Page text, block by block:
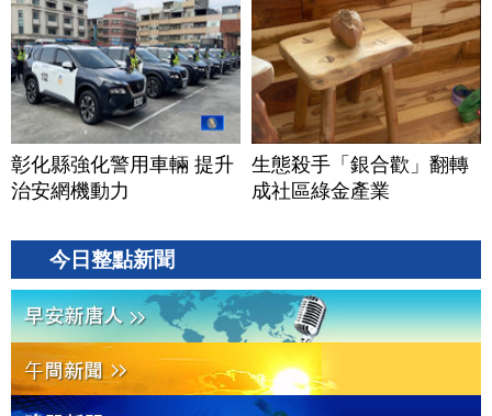
彰化縣強化警用車輛 提升
治安網機動力
生態殺手「銀合歡」翻轉
成社區綠金產業
今日整點新聞